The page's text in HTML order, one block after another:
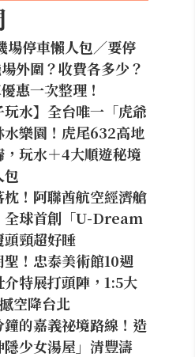
場停車懶人包／要停
外圍？收費各多少？
惠一次整理！
玩水】全台唯一「虎爺
水樂園！虎尾632高地
，玩水＋4大順遊秘境
！阿聯酋航空經濟艙
全球首創「U-Dream
頸超好睡
！忠泰美術館10週
特展打頭陣，1:5大
空降台北
鐘的嘉義祕境路線！造
隱少女湯屋」清豐濤